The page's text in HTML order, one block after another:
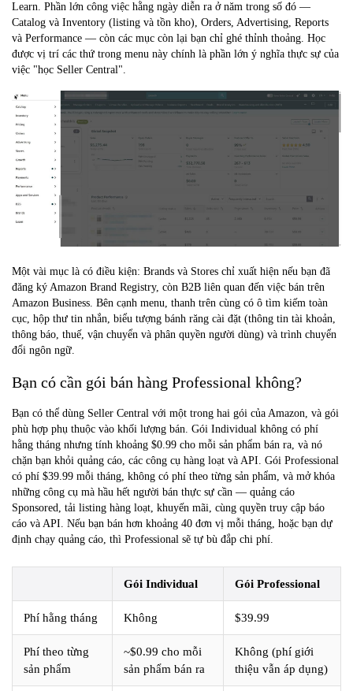
Learn. Phần lớn công việc hằng ngày diễn ra ở năm trong số đó —
Catalog và Inventory (listing và tồn kho), Orders, Advertising, Reports
và Performance — còn các mục còn lại bạn chỉ ghé thỉnh thoảng. Học
được vị trí các thứ trong menu này chính là phần lớn ý nghĩa thực sự của
việc "học Seller Central".
Một vài mục là có điều kiện: Brands và Stores chỉ xuất hiện nếu bạn đã
đăng ký Amazon Brand Registry, còn B2B liên quan đến việc bán trên
Amazon Business. Bên cạnh menu, thanh trên cùng có ô tìm kiếm toàn
cục, hộp thư tin nhắn, biểu tượng bánh răng cài đặt (thông tin tài khoản,
thông báo, thuế, vận chuyển và phân quyền người dùng) và trình chuyển
đổi ngôn ngữ.
Bạn có cần gói bán hàng Professional không?
Bạn có thể dùng Seller Central với một trong hai gói của Amazon, và gói
phù hợp phụ thuộc vào khối lượng bán. Gói Individual không có phí
hằng tháng nhưng tính khoảng $0.99 cho mỗi sản phẩm bán ra, và nó
chặn bạn khỏi quảng cáo, các công cụ hàng loạt và API. Gói Professional
có phí $39.99 mỗi tháng, không có phí theo từng sản phẩm, và mở khóa
những công cụ mà hầu hết người bán thực sự cần — quảng cáo
Sponsored, tải listing hàng loạt, khuyến mãi, cùng quyền truy cập báo
cáo và API. Nếu bạn bán hơn khoảng 40 đơn vị mỗi tháng, hoặc bạn dự
định chạy quảng cáo, thì Professional sẽ tự bù đắp chi phí.
Gói Individual Gói Professional
Phí hằng tháng Không $39.99
Phí theo từng
sản phẩm
~$0.99 cho mỗi
sản phẩm bán ra
Không (phí giới
thiệu vẫn áp dụng)